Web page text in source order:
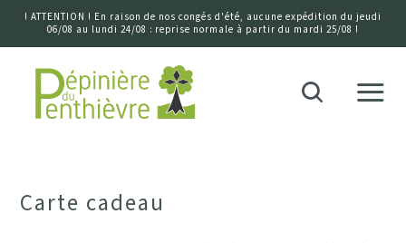
! ATTENTION ! En raison de nos congés d'été, aucune expédition du jeudi
06/08 au lundi 24/08 : reprise normale à partir du mardi 25/08 !
Accueil
Carte cadeau